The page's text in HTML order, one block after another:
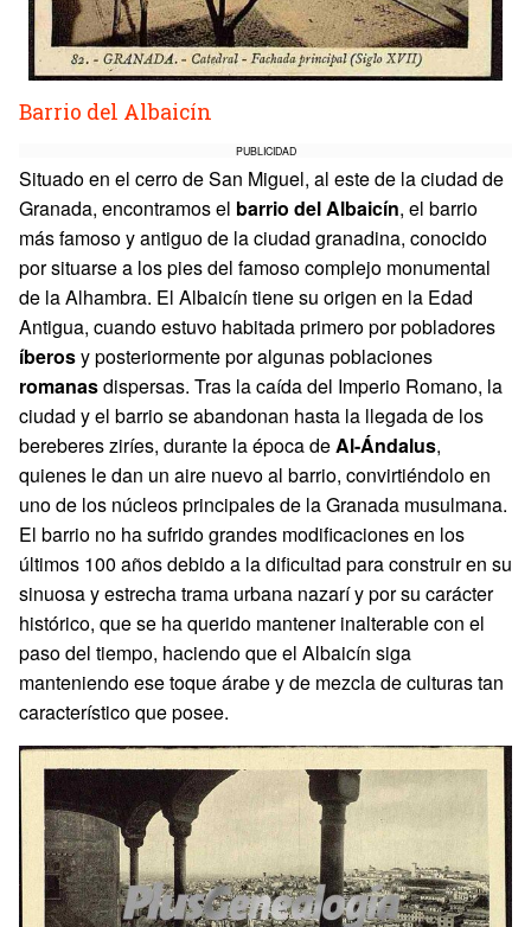
Barrio del Albaicín
PUBLICIDAD
Situado en el cerro de San Miguel, al este de la ciudad de
Granada, encontramos el barrio del Albaicín, el barrio
más famoso y antiguo de la ciudad granadina, conocido
por situarse a los pies del famoso complejo monumental
de la Alhambra. El Albaicín tiene su origen en la Edad
Antigua, cuando estuvo habitada primero por pobladores
íberosy posteriormente por algunas poblaciones
romanasdispersas. Tras la caída del Imperio Romano, la
ciudad y el barrio se abandonan hasta la llegada de los
bereberes ziríes, durante la época deAl-Ándalus,
quienes le dan un aire nuevo al barrio, convirtiéndolo en
uno de los núcleos principales de la Granada musulmana.
El barrio no ha sufrido grandes modificaciones en los
últimos 100 años debido a la dificultad para construir en su
sinuosa y estrecha trama urbana nazarí y por su carácter
histórico, que se ha querido mantener inalterable con el
paso del tiempo, haciendo que el Albaicín siga
manteniendo ese toque árabe y de mezcla de culturas tan
característico que posee.